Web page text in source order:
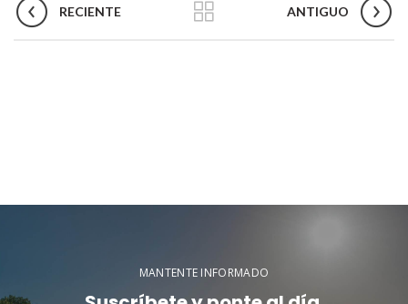
RECIENTE ANTIGUO
MANTENTE INFORMADO